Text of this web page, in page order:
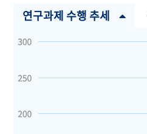
연구과제 수행 추세